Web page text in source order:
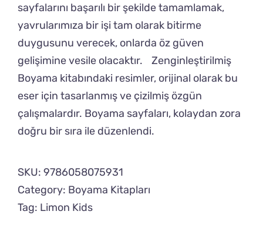
sayfalarını başarılı bir şekilde tamamlamak,
yavrularımıza bir işi tam olarak bitirme
duygusunu verecek, onlarda öz güven
gelişimine vesile olacaktır. Zenginleştirilmiş
Boyama kitabındaki resimler, orijinal olarak bu
eser için tasarlanmış ve çizilmiş özgün
çalışmalardır. Boyama sayfaları, kolaydan zora
doğru bir sıra ile düzenlendi.
SKU: 9786058075931
Category: Boyama Kitapları
Tag: Limon Kids